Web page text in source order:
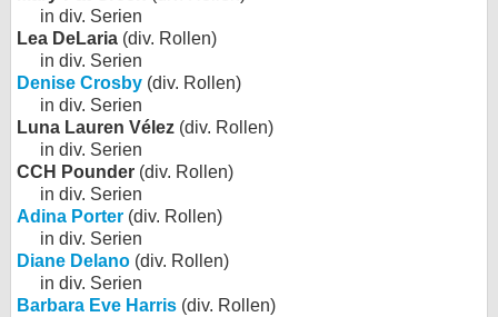
in div. Serien
Lea DeLaria (div. Rollen)
in div. Serien
Denise Crosby (div. Rollen)
in div. Serien
Luna Lauren Vélez (div. Rollen)
in div. Serien
CCH Pounder (div. Rollen)
in div. Serien
Adina Porter (div. Rollen)
in div. Serien
Diane Delano (div. Rollen)
in div. Serien
Barbara Eve Harris (div. Rollen)